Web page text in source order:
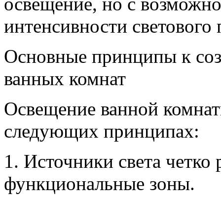
интенсивности светового
Основные принципы к
ванных комнат
Освещение ванной
следующих принципах:
1. Источники света четко
функциональные зоны.